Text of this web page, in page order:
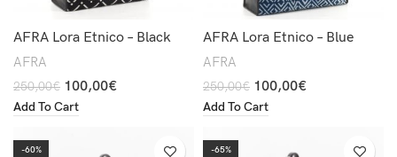
AFRA Lora Etnico – Black
AFRA
250,00€ 100,00€
Add To Cart
AFRA Lora Etnico – Blue
AFRA
250,00€ 100,00€
Add To Cart
-60% -65%